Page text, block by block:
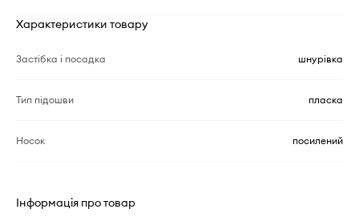
Характеристики товару
Застібка і посадка шнурівка
Тип підошви пласка
Носок посилений
Інформація про товар